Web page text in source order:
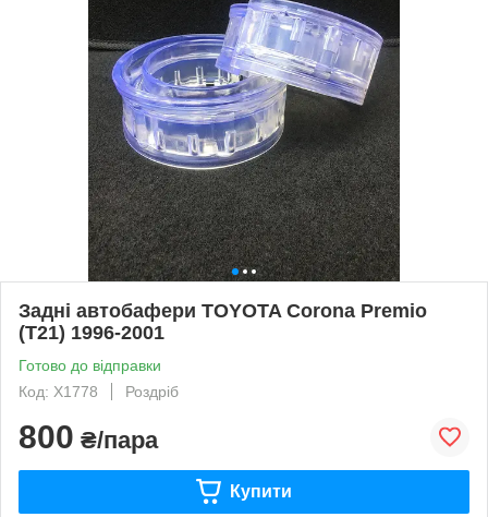
Задні автобафери TOYOTA Corona Premio
(T21) 1996-2001
Готово до відправки
Код: X1778
Роздріб
800 ₴/пара
Купити